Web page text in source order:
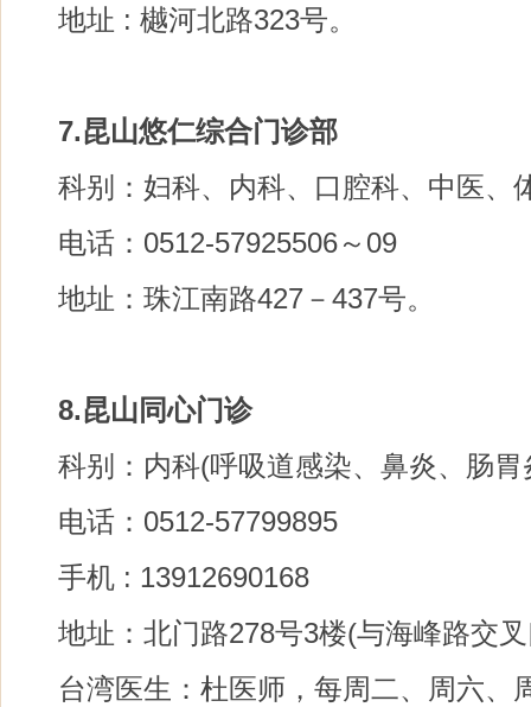
地址 : 樾河北路323号。
7.昆山悠仁综合门诊部
科别：妇科、内科、口腔科、中医、
电话：0512-57925506～09
地址：珠江南路427－437号。
8.昆山同心门诊
科别：内科(呼吸道感染、鼻炎、肠
电话：0512-57799895
手机 : 13912690168
地址：北门路278号3楼(与海峰路交
台湾医生：杜医师，每周二、周六、